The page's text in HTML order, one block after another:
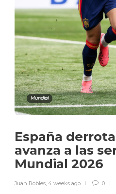
Mundial
España
avanza a las
Mundial 2026
Juan Robles, 4 weeks ago 0